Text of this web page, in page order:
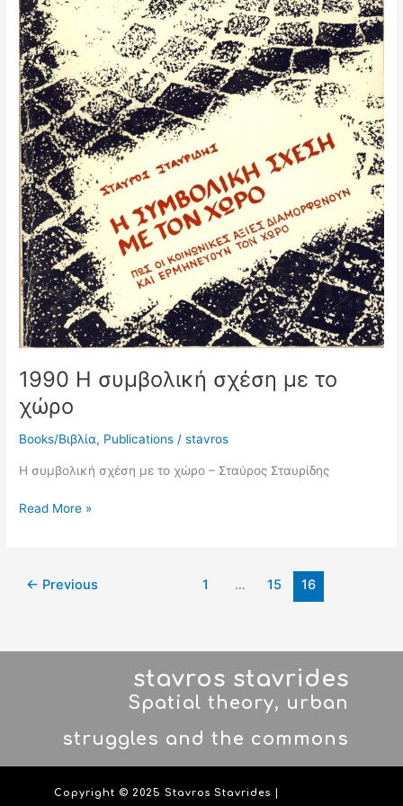
1990 Η συμβολική σχέση με το
χώρο
Books/Βιβλία, Publications /stavros
Η συμβολική σχέση με το χώρο – Σταύρος Σταυρίδης
Read More »
← Previous 1 … 15 16
stavros stavrides
Spatial theory, urban
struggles and the commons
Copyright © 2025 Stavros Stavrides |